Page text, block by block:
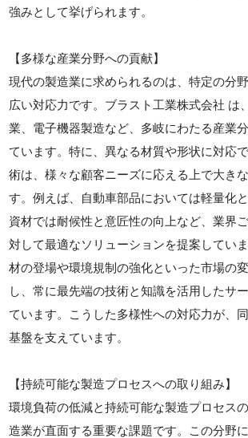
強みとして挙げられます。
【多様な産業分野への貢献】
現代の製造業に求められるのは、特定の分
広い対応力です。ブラスト工業株式会社 は
業、電子機器製造など、多岐にわたる産業
ています。特に、異なる材質や形状に対応
術は、様々な顧客ニーズに応える上で大き
す。例えば、自動車部品においては軽量化
資材では耐候性と意匠性の向上など、業界
対して最適なソリューションを提案してい
材の登場や環境規制の強化といった市場の
し、常に最先端の技術と知識を活用したサ
ています。こうした多様性への対応力が、
基盤を支えています。
【持続可能な製造プロセスへの取り組み】
環境負荷の低減と持続可能な製造プロセス
造業が直面する重要な課題です。この分野